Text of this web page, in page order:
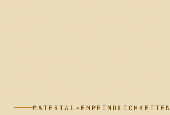
MATERIAL-EMPFINDLICHKEITEN